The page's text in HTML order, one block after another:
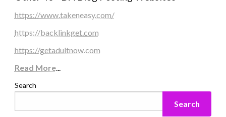
https://www.takeneasy.com/
https://backlinkget.com
https://getadultnow.com
Read More...
Search
Search